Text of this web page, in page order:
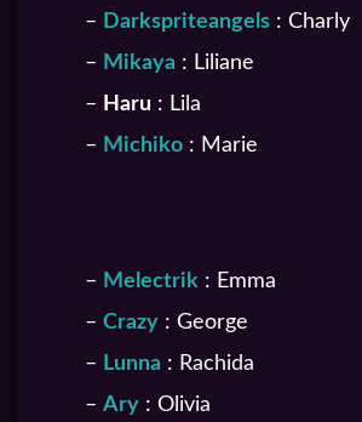
– Darkspriteangels : Charly
– Mikaya : Liliane
– Haru : Lila
– Michiko : Marie
– Melectrik : Emma
– Crazy : George
– Lunna : Rachida
– Ary : Olivia